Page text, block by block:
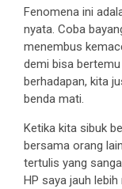
Fenomena ini
nyata. Coba
menembus
demi bisa
berhadapan, kita
benda mati.
Ketika kita sibuk
bersama orang
tertulis yang
HP saya jauh